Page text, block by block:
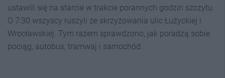
ustawili się na starcie w trakcie porannych godzin szczytu.
O 7:30 wszyscy ruszyli ze skrzyżowania ulic Łużyckiej i
Wrocławskiej. Tym razem sprawdzono, jak poradzą sobie
pociąg, autobus, tramwaj i samochód.